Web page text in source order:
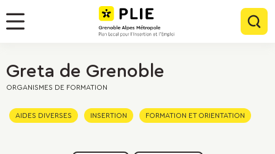
Panneau de gestion des cookies
Menu
Greta de Grenoble
ORGANISMES DE FORMATION
AIDES DIVERSES INSERTION FORMATION ET ORIENTATION